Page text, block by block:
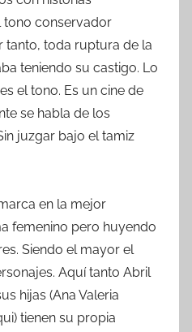
tono conservador
tanto, toda ruptura de la
teniendo su castigo. Lo
el tono. Es un cine de
se habla de los
juzgar bajo el tamiz
en la mejor
femenino pero huyendo
Siendo el mayor el
Aquí tanto Abril
hijas (Ana Valeria
tienen su propia